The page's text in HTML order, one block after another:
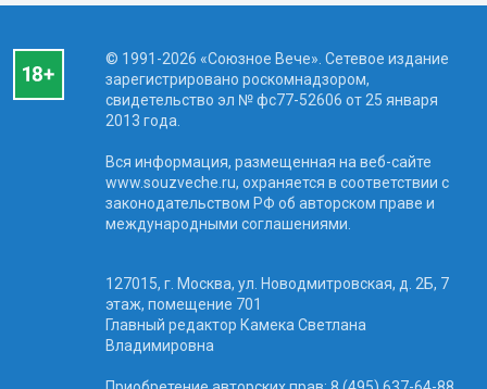
© 1991-2026 «Союзное Вече». Сетевое издание
зарегистрировано роскомнадзором,
свидетельство эл № фc77-52606 от 25 января
2013 года.
Вся информация, размещенная на веб-сайте
www.souzveche.ru, охраняется в соответствии с
законодательством РФ об авторском праве и
международными соглашениями.
127015, г. Москва, ул. Новодмитровская, д. 2Б, 7
этаж, помещение 701
Главный редактор Камека Светлана
Владимировна